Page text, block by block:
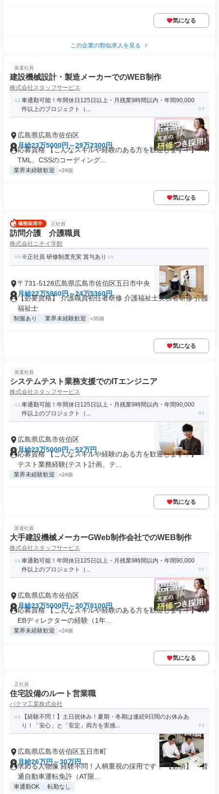
気になる
この企業の類似求人を見る
派遣社員
建設機械設計・製造メーカーでのWEB制作
株式会社スタッフサービス
車通勤可能！年間休日125日以上・月残業9時間以内・年間90,000
件以上のプロジェクト（...
広島県広島市佐伯区
月給23万5000円～29万2300円
応募資格 【こんなスキルや経験のある方を歓迎します！】・H
TML、CSSのコーディング...
業界未経験歓迎 +24個
気になる
正社員
訪問介護 介護職員
株式会社ニチイ学館
※正社員 研修制度充実 賞与あり
〒731-5128広島県広島市佐伯区五日市中央
月給22万5860円～24万5360円
【必要資格】 介護職員初任者研修 介護福祉士実務者研修 介護
福祉士
制服あり 業界未経験歓迎 +35個
気になる
派遣社員
システムテスト業務支援でのITエンジニア
株式会社スタッフサービス
車通勤可能！年間休日125日以上・月残業9時間以内・年間90,000
件以上のプロジェクト（...
広島県広島市佐伯区
月給23万5000円～52万円
応募資格 【こんなスキルや経験のある方を歓迎します！】・
テスト業務経験(テスト計画、テ...
業界未経験歓迎 +24個
気になる
派遣社員
大手建設機械メーカーGWeb制作会社でのWEB制作
株式会社スタッフサービス
車通勤可能！年間休日125日以上・月残業9時間以内・年間90,000
件以上のプロジェクト（...
広島県広島市佐伯区
月給23万5000円～30万8100円
応募資格 【こんなスキルや経験のある方を歓迎します！】■W
EBディレクターの経験（1年...
業界未経験歓迎 +24個
気になる
正社員
住宅設備のルート営業職
バクマ工業株式会社
【経験不問！】土日祝休み！夏期・冬期は連続9日間のお休みあ
り！「安心」と「安定」両方を実感...
広島県広島市佐伯区五日市町
月給26万円～30万円
求める人物像 経験不問！人柄重視の採用です！ 【必須】 ・普
通自動車運転免許（AT限...
車通勤OK 転勤なし